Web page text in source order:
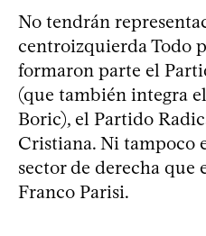
No tendrán
centroizquierda Todo
formaron parte el
(que también integra
Boric), el Partido
Cristiana. Ni tampoco
sector de derecha que
Franco Parisi.